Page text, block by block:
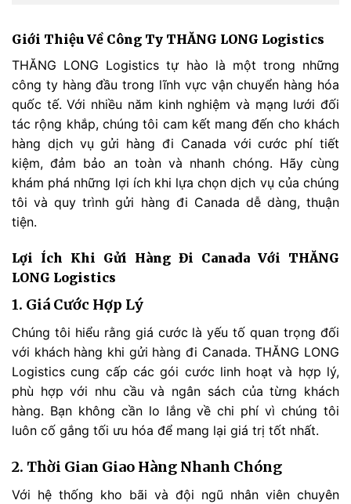
Giới Thiệu Về Công Ty THĂNG LONG Logistics
THĂNG LONG Logistics tự hào là một trong những
công ty hàng đầu trong lĩnh vực vận chuyển hàng hóa
quốc tế. Với nhiều năm kinh nghiệm và mạng lưới đối
tác rộng khắp, chúng tôi cam kết mang đến cho khách
hàng dịch vụ gửi hàng đi Canada với cước phí tiết
kiệm, đảm bảo an toàn và nhanh chóng. Hãy cùng
khám phá những lợi ích khi lựa chọn dịch vụ của chúng
tôi và quy trình gửi hàng đi Canada dễ dàng, thuận
tiện.
Lợi Ích Khi Gửi Hàng Đi Canada Với THĂNG
LONG Logistics
1. Giá Cước Hợp Lý
Chúng tôi hiểu rằng giá cước là yếu tố quan trọng đối
với khách hàng khi gửi hàng đi Canada. THĂNG LONG
Logistics cung cấp các gói cước linh hoạt và hợp lý,
phù hợp với nhu cầu và ngân sách của từng khách
hàng. Bạn không cần lo lắng về chi phí vì chúng tôi
luôn cố gắng tối ưu hóa để mang lại giá trị tốt nhất.
2. Thời Gian Giao Hàng Nhanh Chóng
Với hệ thống kho bãi và đội ngũ nhân viên chuyên